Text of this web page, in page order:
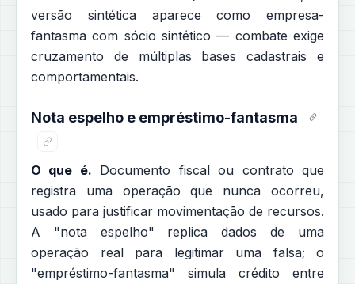
versão sintética aparece como empresa-
fantasma com sócio sintético — combate exige
cruzamento de múltiplas bases cadastrais e
comportamentais.
Nota espelho e empréstimo-fantasma
O que é. Documento fiscal ou contrato que
registra uma operação que nunca ocorreu,
usado para justificar movimentação de recursos.
A "nota espelho" replica dados de uma
operação real para legitimar uma falsa; o
"empréstimo-fantasma" simula crédito entre